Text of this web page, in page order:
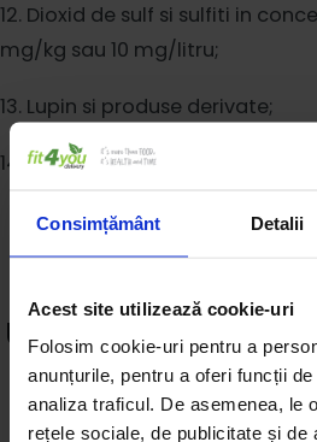
Consimțământ Detalii
Acest site utilizează cookie-uri
Folosim cookie-uri pentru a
anunțurile, pentru a oferi funcții
analiza traficul. De asemenea, le
rețele sociale, de publicitate și de
12. Dioxid de sulf si sulfiti in
mg/kg sau 10 mg/litru;
13. Lupin si produse derivate;
14. Moluste si produse derivate.
It’s more than food, it’s
UN STIL DE VIAȚĂ
ACUM